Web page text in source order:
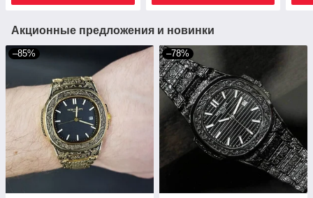
Акционные предложения и новинки
–85% –78%